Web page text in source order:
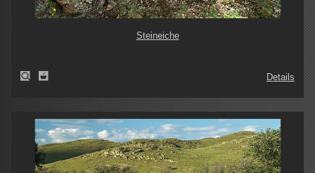
Steineiche
Details